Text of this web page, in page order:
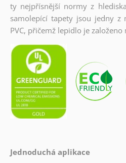
ty nejpřísnější normy z
samolepící tapety jsou jedny z
PVC, přičemž lepidlo je založeno
Jednoduchá aplikace